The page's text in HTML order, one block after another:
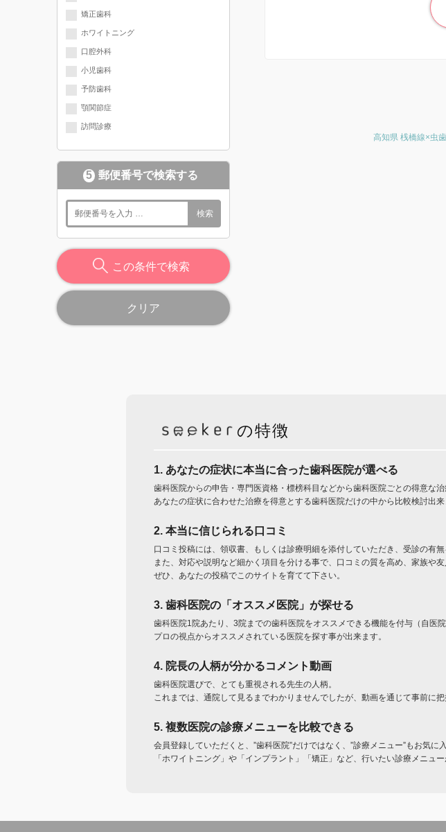
矯正歯科
ホワイトニング
口腔外科
小児歯科
予防歯科
顎関節症
訪問診療
5 郵便番号で検索する
検索
この条件で検索
クリア
高知県 桟橋線×虫歯
の特徴
1. あなたの症状に本当に合った歯科医院が選べる
歯科医院からの申告・専門医資格・標榜科目などから歯科医院ごとの得意な治
あなたの症状に合わせた治療を得意とする歯科医院だけの中から比較検討出来
2. 本当に信じられる口コミ
口コミ投稿には、領収書、もしくは診療明細を添付していただき、受診の有
また、対応や説明など細かく項目を分ける事で、口コミの質を高め、家族や
ぜひ、あなたの投稿でこのサイトを育てて下さい。
3. 歯科医院の「オススメ医院」が探せる
歯科医院1院あたり、3院までの歯科医院をオススメできる機能を付与（自医院
プロの視点からオススメされている医院を探す事が出来ます。
4. 院長の人柄が分かるコメント動画
歯科医院選びで、とても重視される先生の人柄。
これまでは、通院して見るまでわかりませんでしたが、動画を通じて事前に把
5. 複数医院の診療メニューを比較できる
会員登録していただくと、”歯科医院”だけではなく、”診療メニュー”もお気に
「ホワイトニング」や「インプラント」「矯正」など、行いたい診療メニュ